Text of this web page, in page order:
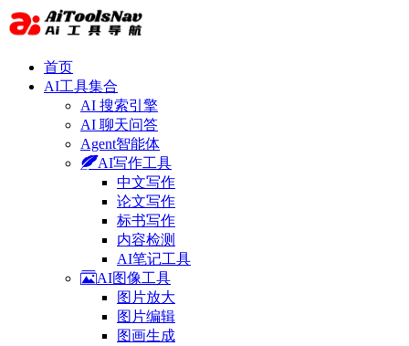
首页
AI工具集合
AI 搜索引擎
AI 聊天问答
Agent智能体
AI写作工具
中文写作
论文写作
标书写作
内容检测
AI笔记工具
AI图像工具
图片放大
图片编辑
图画生成